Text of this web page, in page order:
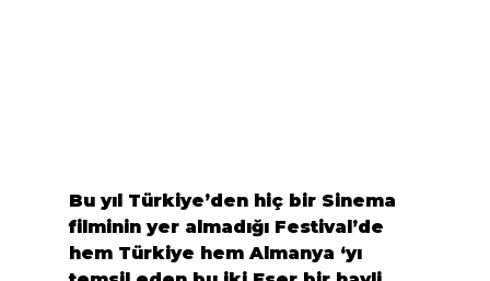
Bu yıl Türkiye’den hiç bir Sinema
filminin yer almadığı Festival’de
hem Türkiye hem Almanya ‘yı